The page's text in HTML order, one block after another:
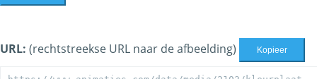
URL: (rechtstreekse URL naar de afbeelding) Kopieer